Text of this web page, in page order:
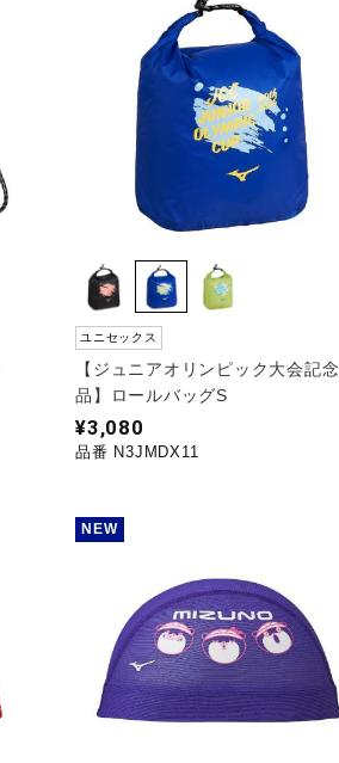
ユニセックス
【ジュニアオリンピック大会記念
品】ロールバッグS
¥3,080
品番 N3JMDX11
NEW